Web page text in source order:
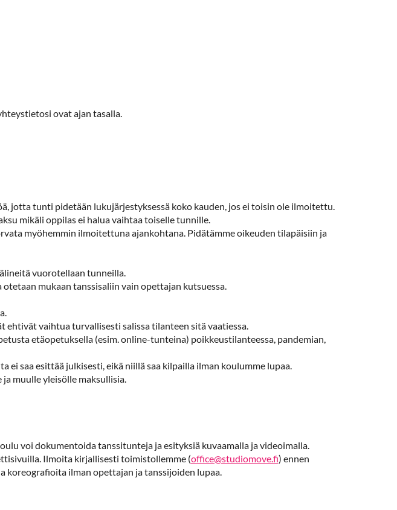
ovat ajan tasalla.
jotta tunti pidetään lukujärjestyksessä koko kauden, jos ei toisin ole ilmoitettu.
mikäli oppilas ei halua vaihtaa toiselle tunnille.
myöhemmin ilmoitettuna ajankohtana. Pidätämme oikeuden tilapäisiin ja
vuorotellaan tunneilla.
mukaan tanssisaliin vain opettajan kutsuessa.
vaihtua turvallisesti salissa tilanteen sitä vaatiessa.
etäopetuksella (esim. online-tunteina) poikkeustilanteessa, pandemian,
saa esittää julkisesti, eikä niillä saa kilpailla ilman koulumme lupaa.
muulle yleisölle maksullisia.
voi dokumentoida tanssitunteja ja esityksiä kuvaamalla ja videoimalla.
Ilmoita kirjallisesti toimistollemme (office@studiomove.fi) ennen
koreografioita ilman opettajan ja tanssijoiden lupaa.